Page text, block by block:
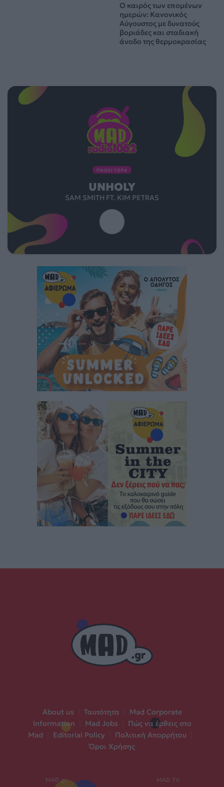
Ο καιρός των επομένων
ημερών: Κανονικός
Αύγουστος με δυνατούς
βοριάδες και σταδιακή
άνοδο της θερμοκρασίας
ΠΑΙΖΕΙ ΤΩΡΑ
UNHOLY
SAM SMITH FT. KIM PETRAS
About us Ταυτότητα
Mad Corporate
Information
Mad Jobs
Πώς να έρθεις στο
Mad
Editorial Policy Πολιτική Απορρήτου
Όροι Χρήσης
MAD.gr MAD TV